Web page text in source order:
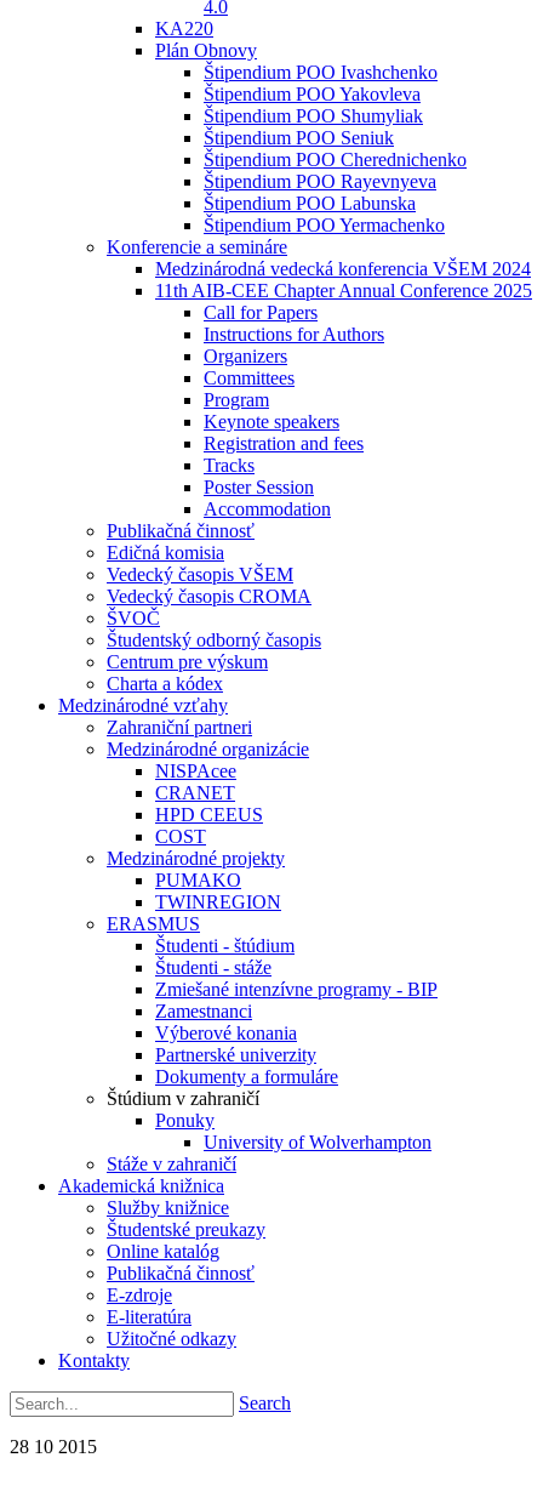
4.0
KA220
Plán Obnovy
Štipendium POO Ivashchenko
Štipendium POO Yakovleva
Štipendium POO Shumyliak
Štipendium POO Seniuk
Štipendium POO Cherednichenko
Štipendium POO Rayevnyeva
Štipendium POO Labunska
Štipendium POO Yermachenko
Konferencie a semináre
Medzinárodná vedecká konferencia VŠEM 2024
11th AIB-CEE Chapter Annual Conference 2025
Call for Papers
Instructions for Authors
Organizers
Committees
Program
Keynote speakers
Registration and fees
Tracks
Poster Session
Accommodation
Publikačná činnosť
Edičná komisia
Vedecký časopis VŠEM
Vedecký časopis CROMA
ŠVOČ
Študentský odborný časopis
Centrum pre výskum
Charta a kódex
Medzinárodné vzťahy
Zahraniční partneri
Medzinárodné organizácie
NISPAcee
CRANET
HPD CEEUS
COST
Medzinárodné projekty
PUMAKO
TWINREGION
ERASMUS
Študenti - štúdium
Študenti - stáže
Zmiešané intenzívne programy - BIP
Zamestnanci
Výberové konania
Partnerské univerzity
Dokumenty a formuláre
Štúdium v zahraničí
Ponuky
University of Wolverhampton
Stáže v zahraničí
Akademická knižnica
Služby knižnice
Študentské preukazy
Online katalóg
Publikačná činnosť
E-zdroje
E-literatúra
Užitočné odkazy
Kontakty
Search
28 10 2015